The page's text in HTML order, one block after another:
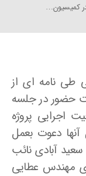
در کمیسیون…
طی نامه ای از
حضور در جلسه
اجرایی پروژه
دعوت بعمل
آبادی نائب
مهندس عطایی